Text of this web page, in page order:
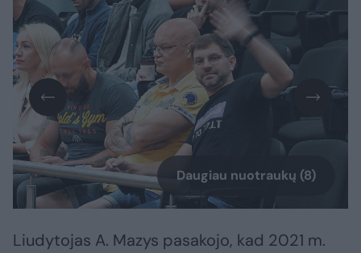
Daugiau nuotraukų (8)
Liudytojas A. Mazys pasakojo, kad 2021 m.